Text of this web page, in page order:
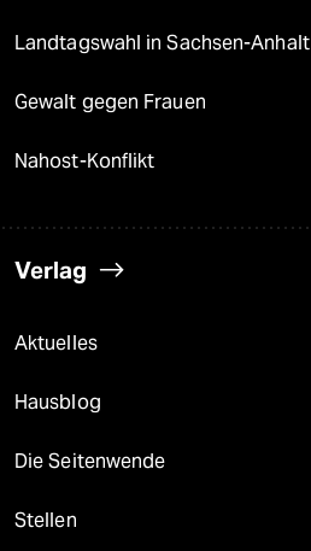
Landtagswahl in Sachsen-Anhalt
Gewalt gegen Frauen
Nahost-Konflikt
Verlag
Aktuelles
Hausblog
Die Seitenwende
Stellen